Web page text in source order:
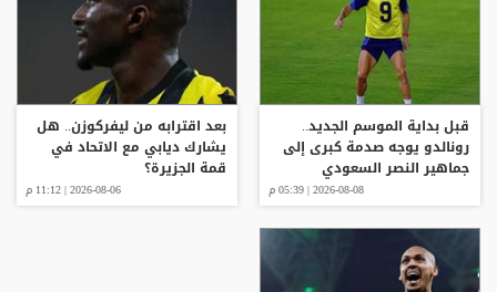
قبل بداية الموسم الجديد..
رونالدو يوجه صدمة كبرى إلى
جماهير النصر السعودي
2026-08-08 | 05:39 م
بعد اقترابه من ليفركوزن.. هل
يشارك ديابي مع الاتحاد في
قمة الجزيرة؟
2026-08-06 | 11:12 م